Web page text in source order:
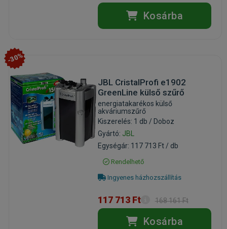
Kosárba
-30%
JBL CristalProfi e1902
GreenLine külső szűrő
energiatakarékos külső
akváriumszűrő
Kiszerelés: 1 db / Doboz
Gyártó: JBL
Egységár: 117 713 Ft / db
Rendelhető
Ingyenes házhozszállítás
117 713 Ft 168 161 Ft
Kosárba